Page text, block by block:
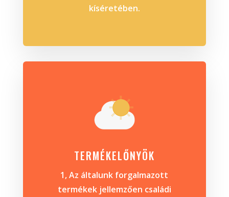
kíséretében.
TERMÉKELŐNYÖK
1, Az általunk forgalmazott
termékek jellemzően családi